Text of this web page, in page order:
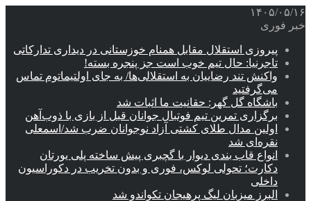
۱۴۰۵/۰۵/۱۶
خبر فوری
پیروزی استقلال مقابل همنام خوزستانی در دیداری تدارکاتی
تاجرنیا: حال تیم خوب است جز پنجره بسته!
واکنش تند رضاییان به استقلالی‌ها/ به جای اولتیماتوم تماس
می‌گرفتید
باشگاه گل گهر: حقانیت ما اثبات شد
برگزاری تمرین تیم فوتبال جوانان قبل از بازی با ذوب‌آهن
اولین مدال طلای کشتی آزاد نوجوانان ضرب شد/اسمعلی
نقره‌ای شد
انواع قاب بندی دیوار با گچبری پیش ساخته پلی یورتان
دکارت؛ تحولی لوکس، فوری و بدون تخریب در دکوراسیون
داخلی
البرز میزبان لیگ پرهیجان تکواندو شد